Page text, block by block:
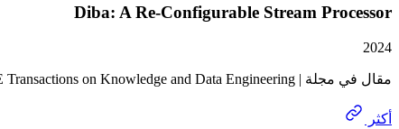
Diba: A Re-Configurable Stream Processor
2024
مقال في مجلة | IEEE | IEEE Transactions on Knowledge and Data Engineering
أكثر